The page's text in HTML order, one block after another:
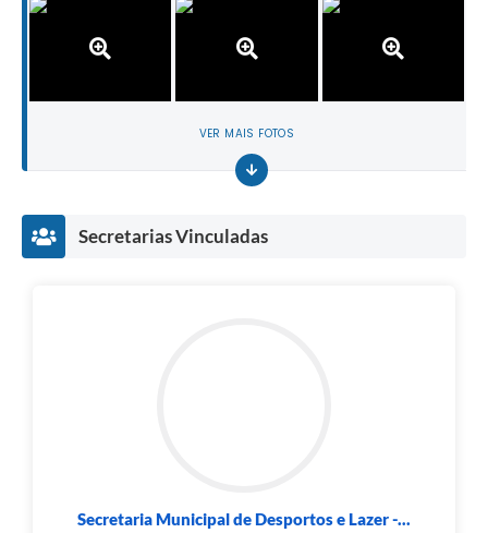
VER MAIS FOTOS
Secretarias Vinculadas
Secretaria Municipal de Desportos e Lazer -...